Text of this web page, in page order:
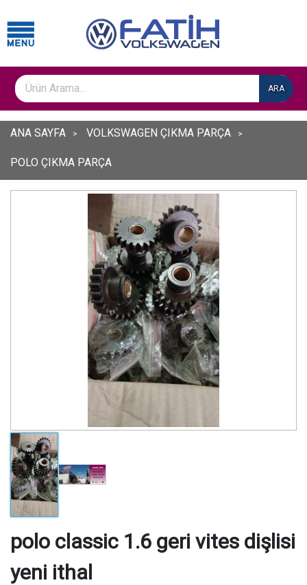
ARA
ANA SAYFA VOLKSWAGEN ÇIKMA PARÇA
POLO ÇIKMA PARÇA
polo classic 1.6 geri vites dişlisi
yeni ithal